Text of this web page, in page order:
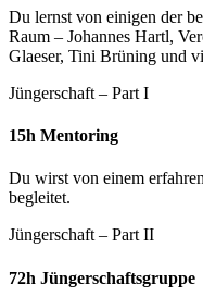
Du lernst von einigen der
Raum – Johannes Hartl,
Glaeser, Tini Brüning und
Jüngerschaft – Part I
15h Mentoring
Du wirst von einem
begleitet.
Jüngerschaft – Part II
72h Jünger­schafts­gruppe